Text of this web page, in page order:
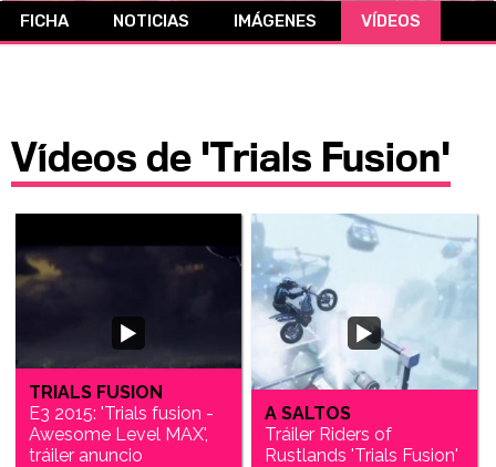
CÓMICS
FICHA NOTICIAS IMÁGENES VÍDEOS
Vídeos de 'Trials Fusion'
TRIALS FUSION
E3 2015: 'Trials fusion -
Awesome Level MAX',
tráiler anuncio
A SALTOS
Tráiler Riders of
Rustlands 'Trials Fusion'